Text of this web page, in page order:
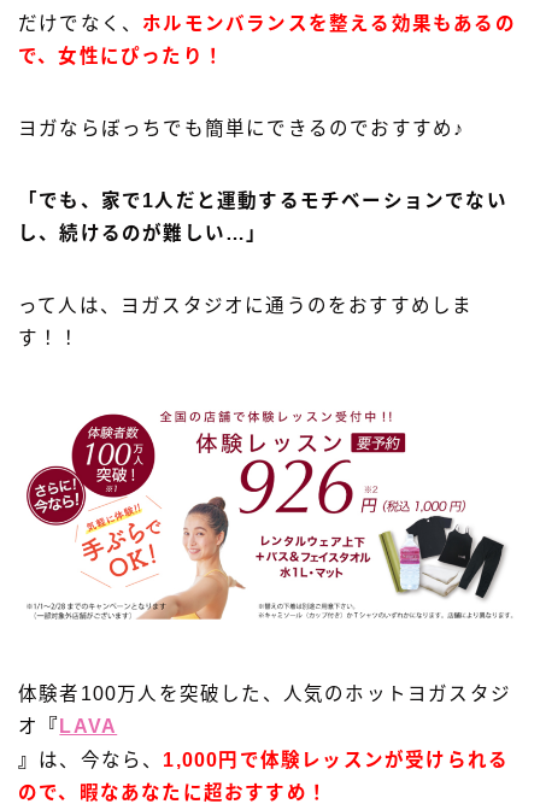
だけでなく、 ホルモンバランスを整える効果もあるの
で、女性にぴったり！
ヨガならぼっちでも簡単にできるのでおすすめ♪
「でも、家で1人だと運動するモチベーションでない
し、続けるのが難しい…」
って人は、ヨガスタジオに通うのをおすすめしま
す！！
体験者100万人を突破した、人気のホットヨガスタジ
オ
『 LAVA
』 は、今なら、 1,000円で体験レッスンが受けられる
ので、暇なあなたに超おすすめ！